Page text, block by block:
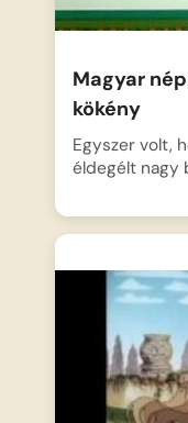
Magyar
kökény
Egyszer volt,
éldegélt nagy